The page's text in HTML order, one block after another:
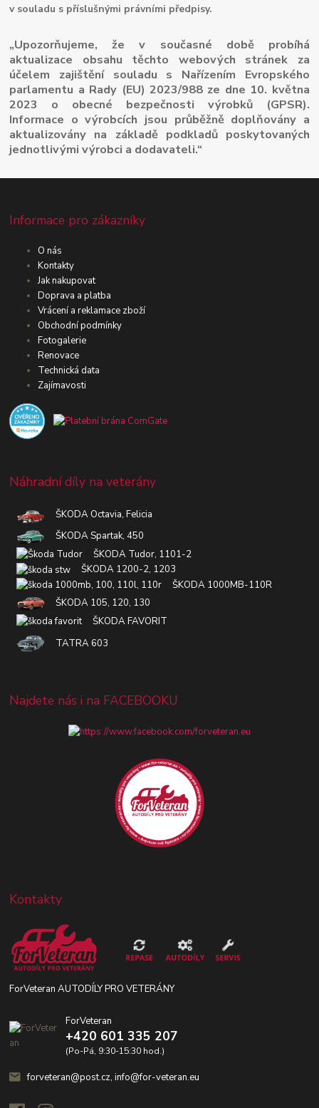
v souladu s příslušnými právními předpisy.
„Upozorňujeme, že v současné době probíhá
aktualizace obsahu těchto webových stránek za
účelem zajištění souladu s Nařízením Evropského
parlamentu a Rady (EU) 2023/988 ze dne 10. května
2023 o obecné bezpečnosti výrobků (GPSR).
Informace o výrobcích jsou průběžně doplňovány a
aktualizovány na základě podkladů poskytovaných
jednotlivými výrobci a dodavateli.“
Informace pro zákazníky
O nás
Kontakty
Jak nakupovat
Doprava a platba
Vrácení a reklamace zboží
Obchodní podmínky
Fotogalerie
Renovace
Technická data
Zajímavosti
Náhradní díly na veterány
ŠKODA Octavia, Felicia
ŠKODA Spartak, 450
ŠKODA Tudor, 1101-2
ŠKODA 1200-2, 1203
ŠKODA 1000MB-110R
ŠKODA 105, 120, 130
ŠKODA FAVORIT
TATRA 603
Najdete nás i na FACEBOOKU
Kontakty
ForVeteran AUTODÍLY PRO VETERÁNY
ForVeteran
+420 601 335 207
(Po-Pá, 9:30-15:30 hod.)
forveteran@post.cz, info@for-veteran.eu